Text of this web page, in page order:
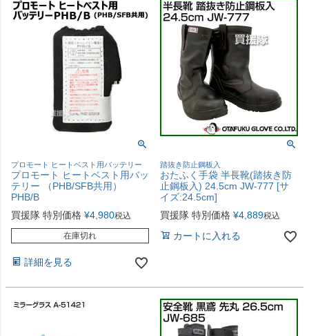
プロモート ヒートベスト用バッテリー
プロモート ヒートベスト用バッ
テリー （PHB/SFB共用）
PHB/B
買援隊 特別価格 ¥4,980税込
在庫切れ
詳細を見る
踏抜き防止鋼板入
おたふく手袋 半長靴(踏抜き防
止鋼板入) 24.5cm JW-777 [サ
イズ:24.5cm]
買援隊 特別価格 ¥4,889税込
カートに入れる